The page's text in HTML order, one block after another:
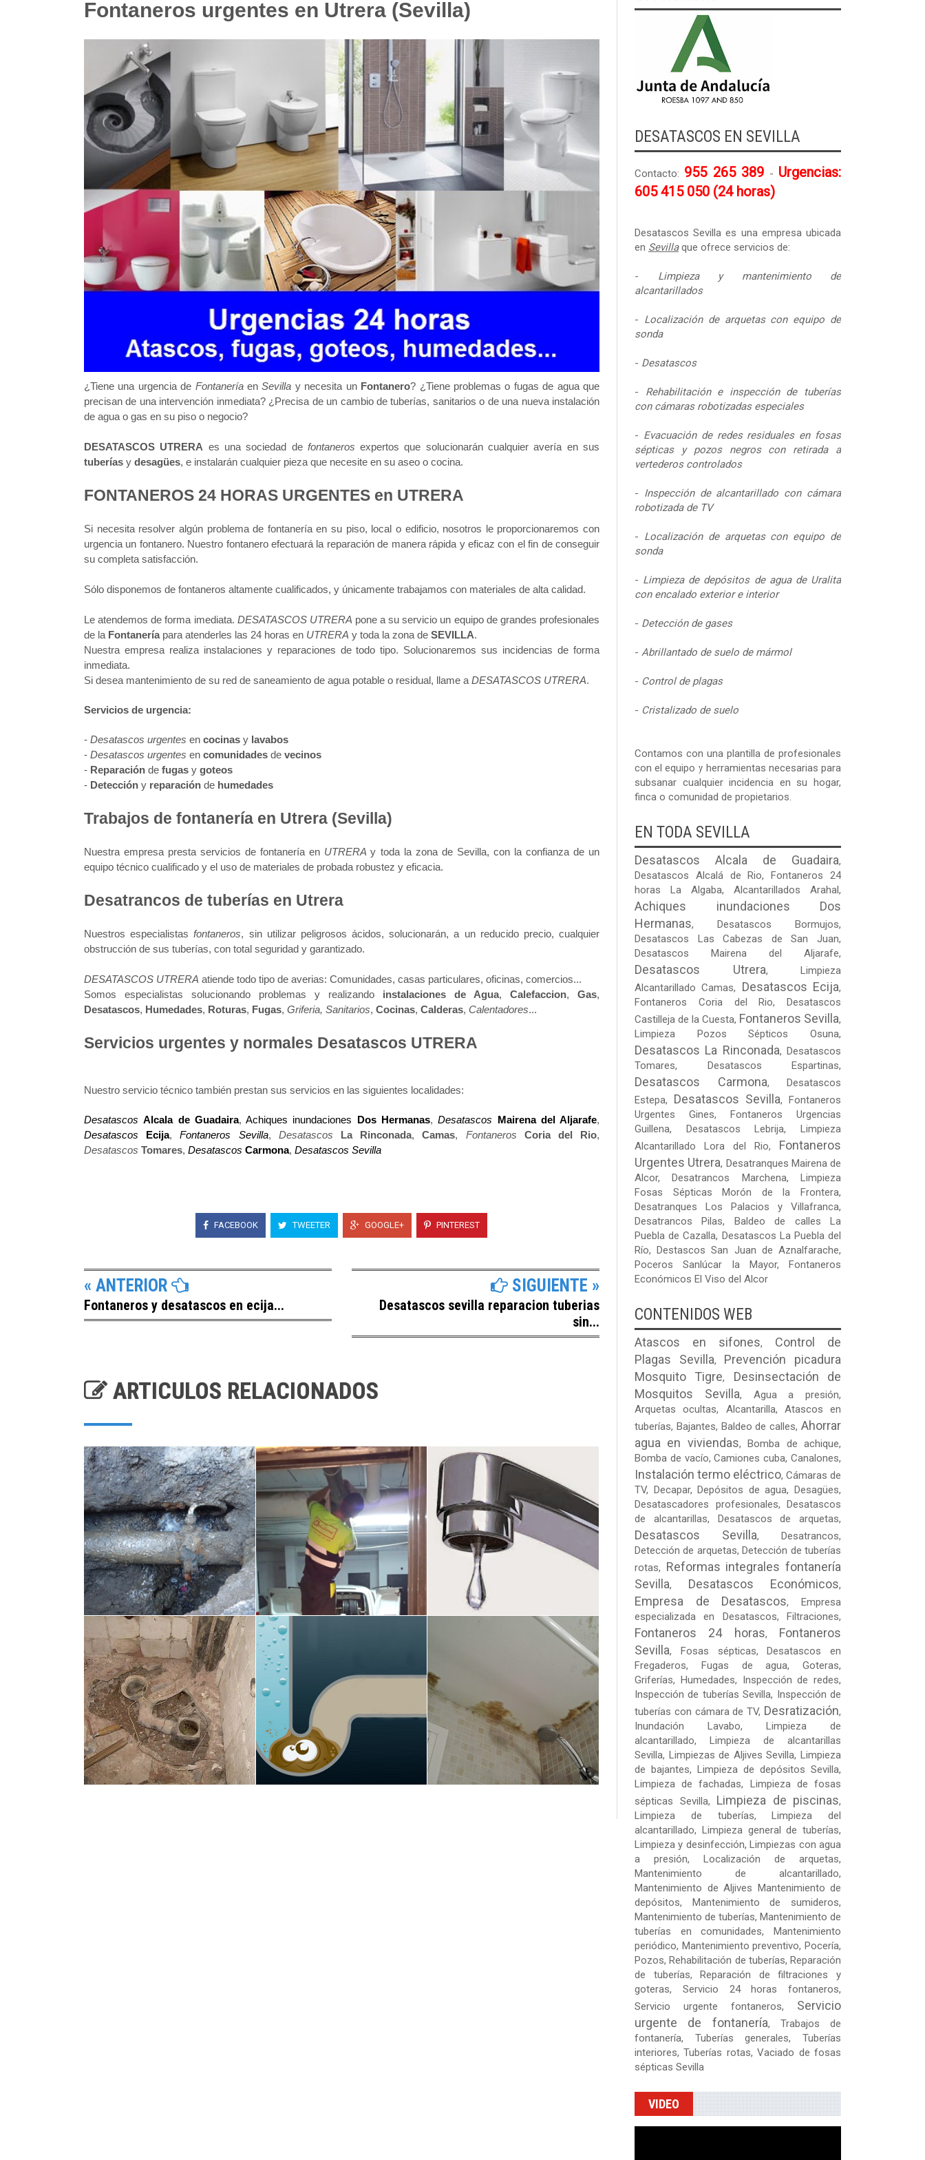
Fontaneros urgentes en Utrera (Sevilla)
¿Tiene una urgencia de FontaneríaenSevilla y necesita un Fontanero? ¿Tiene problemas o fugas de agua que
precisan de una intervención inmediata? ¿Precisa de un cambio de tuberías, sanitarios o de una nueva instalación
de agua o gas en su piso o negocio?
DESATASCOS UTRERA es una sociedad de fontaneros expertos que solucionarán cualquier avería en sus
tuberías y desagües, e instalarán cualquier pieza que necesite en su aseo o cocina.
FONTANEROS 24 HORAS URGENTES en UTRERA
Si necesita resolver algún problema de fontanería en su piso, local o edificio, nosotros le proporcionaremos con
urgencia un fontanero. Nuestro fontanero efectuará la reparación de manera rápida y eficaz con el fin de conseguir
su completa satisfacción.
Sólo disponemos de fontaneros altamente cualificados, y únicamente trabajamos con materiales de alta calidad.
Le atendemos de forma imediata. DESATASCOS UTRERA pone a su servicio un equipo de grandes profesionales
de la Fontanería para atenderles las 24 horas en UTRERA y toda la zona de SEVILLA.
Nuestra empresa realiza instalaciones y reparaciones de todo tipo. Solucionaremos sus incidencias de forma
inmediata.
Si desea mantenimiento de su red de saneamiento de agua potable o residual, llame a DESATASCOS UTRERA.
Servicios de urgencia:
- Desatascos urgentes en cocinas y lavabos
- Desatascos urgentes en comunidades de vecinos
- Reparación de fugas y goteos
- Detección y reparación de humedades
Trabajos de fontanería en Utrera (Sevilla)
Nuestra empresa presta servicios de fontanería en UTRERAy toda la zona de Sevilla, con la confianza de un
equipo técnico cualificado y el uso de materiales de probada robustez y eficacia.
Desatrancos de tuberías en Utrera
Nuestros especialistasfontaneros, sin utilizar peligrosos ácidos, solucionarán, a un reducido precio, cualquier
obstrucción de sus tuberías, con total seguridad y garantizado.
DESATASCOS UTRERA atiende todo tipo de averias: Comunidades, casas particulares, oficinas, comercios...
Somos especialistas solucionando problemas y realizando instalaciones de Agua, Calefaccion, Gas,
Desatascos, Humedades, Roturas, Fugas, Griferia, Sanitarios, Cocinas, Calderas, Calentadores...
Servicios urgentes y normales Desatascos UTRERA
Nuestro servicio técnico también prestan sus servicios en las siguientes localidades:
Desatascos Alcala de Guadaira,Achiques inundaciones Dos Hermanas,Desatascos Mairena del Aljarafe,
Desatascos
Ecija,Fontaneros Sevilla, Desatascos La Rinconada,Camas, Fontaneros Coria del Rio,
Desatascos Tomares, Desatascos Carmona, Desatascos Sevilla
FACEBOOK TWEETER GOOGLE+ PINTEREST
« ANTERIOR
Fontaneros y desatascos en ecija...
SIGUIENTE »
Desatascos sevilla reparacion tuberias
sin...
ARTICULOS RELACIONADOS
DESATASCOS EN SEVILLA
Contacto: 955 265 389 - Urgencias:
605 415 050 (24 horas)
Desatascos Sevilla es una empresa ubicada
en Sevillaque ofrece servicios de:
- Limpieza y mantenimiento de
alcantarillados
- Localización de arquetas con equipo de
sonda
- Desatascos
- Rehabilitación e inspección de tuberías
con cámaras robotizadas especiales
- Evacuación de redes residuales en fosas
sépticas y pozos negros con retirada a
vertederos controlados
- Inspección de alcantarillado con cámara
robotizada de TV
- Localización de arquetas con equipo de
sonda
- Limpieza de depósitos de agua de Uralita
con encalado exterior e interior
- Detección de gases
- Abrillantado de suelo de mármol
- Control de plagas
- Cristalizado de suelo
Contamos con una plantilla de profesionales
con el equipo y herramientas necesarias para
subsanar cualquier incidencia en su hogar,
finca o comunidad de propietarios.
EN TODA SEVILLA
Desatascos Alcala de Guadaira,
Desatascos Alcalá de Rio,Fontaneros 24
horas La Algaba, Alcantarillados Arahal,
Achiques inundaciones Dos
Hermanas, Desatascos Bormujos,
Desatascos Las Cabezas de San Juan,
Desatascos Mairena del Aljarafe,
Desatascos Utrera, Limpieza
Alcantarillado Camas, Desatascos Ecija,
Fontaneros Coria del Rio, Desatascos
Castilleja de la Cuesta, Fontaneros Sevilla,
Limpieza Pozos Sépticos Osuna,
Desatascos La Rinconada,Desatascos
Tomares, Desatascos Espartinas,
Desatascos Carmona, Desatascos
Estepa, Desatascos Sevilla, Fontaneros
Urgentes Gines, Fontaneros Urgencias
Guillena, Desatascos Lebrija,Limpieza
Alcantarillado Lora del Rio, Fontaneros
Urgentes Utrera, Desatranques Mairena de
Alcor,Desatrancos Marchena,Limpieza
Fosas Sépticas Morón de la Frontera,
Desatranques Los Palacios y Villafranca,
Desatrancos Pilas, Baldeo de calles La
Puebla de Cazalla, Desatascos La Puebla del
Río,Destascos San Juan de Aznalfarache,
Poceros Sanlúcar la Mayor, Fontaneros
Económicos El Viso del Alcor
CONTENIDOS WEB
Atascos en sifones, Control de
Plagas Sevilla, Prevención picadura
Mosquito Tigre, Desinsectación de
Mosquitos Sevilla, Agua a presión,
Arquetas ocultas, Alcantarilla, Atascos en
tuberías, Bajantes, Baldeo de calles,Ahorrar
agua en viviendas, Bomba de achique,
Bomba de vacío,Camiones cuba, Canalones,
Instalación termo eléctrico, Cámaras de
TV, Decapar, Depósitos de agua, Desagües,
Desatascadores profesionales, Desatascos
de alcantarillas, Desatascos de arquetas,
Desatascos Sevilla, Desatrancos,
Detección de arquetas, Detección de tuberías
rotas, Reformas integrales fontanería
Sevilla, Desatascos Económicos,
Empresa de Desatascos,Empresa
especializada en Desatascos,Filtraciones,
Fontaneros 24 horas, Fontaneros
Sevilla, Fosas sépticas,Desatascos en
Fregaderos, Fugas de agua, Goteras,
Griferías, Humedades, Inspección de redes,
Inspección de tuberías Sevilla, Inspección de
tuberías con cámara de TV, Desratización,
Inundación Lavabo, Limpieza de
alcantarillado, Limpieza de alcantarillas
Sevilla, Limpiezas de Aljives Sevilla, Limpieza
de bajantes, Limpieza de depósitos Sevilla,
Limpieza de fachadas, Limpieza de fosas
sépticas Sevilla, Limpieza de piscinas,
Limpieza de tuberías, Limpieza del
alcantarillado, Limpieza general de tuberías,
Limpieza y desinfección, Limpiezas con agua
a presión, Localización de arquetas,
Mantenimiento de alcantarillado,
Mantenimiento de Aljives Mantenimiento de
depósitos, Mantenimiento de sumideros,
Mantenimiento de tuberías, Mantenimiento de
tuberías en comunidades, Mantenimiento
periódico, Mantenimiento preventivo, Pocería,
Pozos, Rehabilitación de tuberías, Reparación
de tuberías,Reparación de filtraciones y
goteras, Servicio 24 horas fontaneros,
Servicio urgente fontaneros, Servicio
urgente de fontanería, Trabajos de
fontanería, Tuberías generales, Tuberías
interiores, Tuberías rotas, Vaciado de fosas
sépticas Sevilla
VIDEO